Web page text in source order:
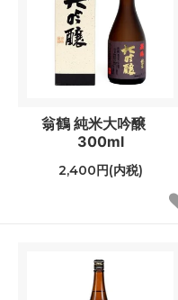
翁鶴 純米大吟醸
300ml
2,400円(内税)